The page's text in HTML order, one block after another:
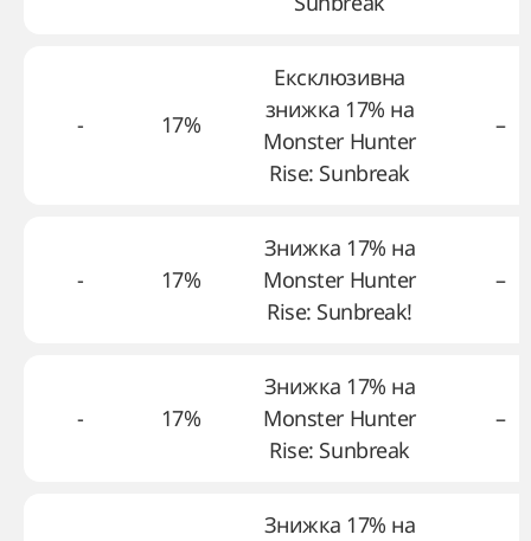
- 17%
Ексклюзивна
знижка 17% на
Monster Hunter
Rise: Sunbreak
–
- 17%
Знижка 17% на
Monster Hunter
Rise: Sunbreak!
–
- 17%
Знижка 17% на
Monster Hunter
Rise: Sunbreak
–
Знижка 17% на